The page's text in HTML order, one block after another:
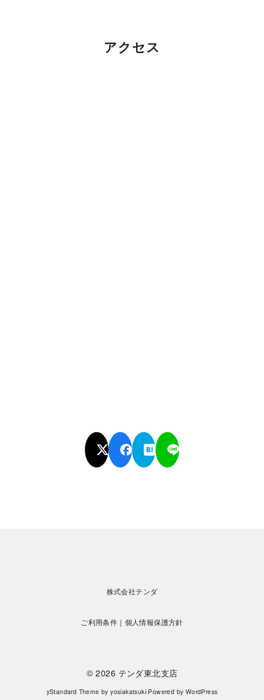
アクセス
株式会社テンダ
ご利用条件 ｜ 個人情報保護方針
© 2026 テンダ東北支店
yStandard Theme byyosiakatsuki Powered by WordPress